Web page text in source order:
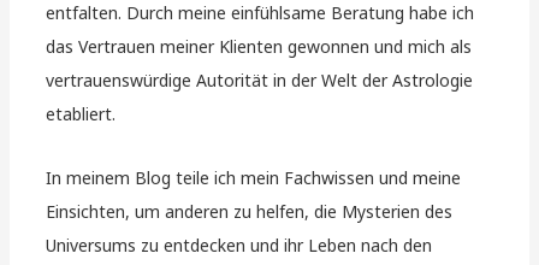
entfalten. Durch meine einfühlsame Beratung habe ich
das Vertrauen meiner Klienten gewonnen und mich als
vertrauenswürdige Autorität in der Welt der Astrologie
etabliert.
In meinem Blog teile ich mein Fachwissen und meine
Einsichten, um anderen zu helfen, die Mysterien des
Universums zu entdecken und ihr Leben nach den